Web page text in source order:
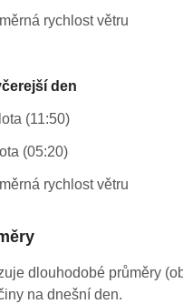
rychlost větru
den
(11:50)
(05:20)
rychlost větru
dlouhodobé průměry
na dnešní den.